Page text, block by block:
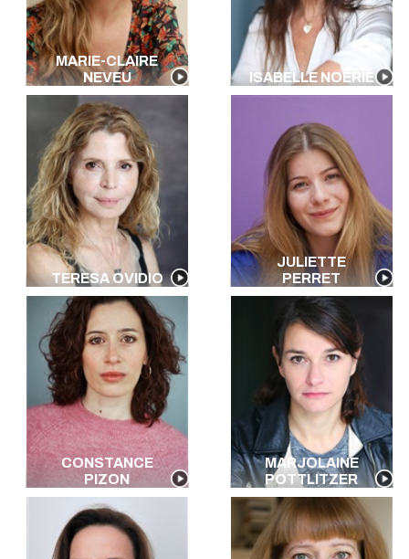
MARIE-CLAIRE
NEVEU
ISABELLE NOÉRIE
TERESA OVIDIO
JULIETTE
PERRET
CONSTANCE
PIZON
MARJOLAINE
POTTLITZER